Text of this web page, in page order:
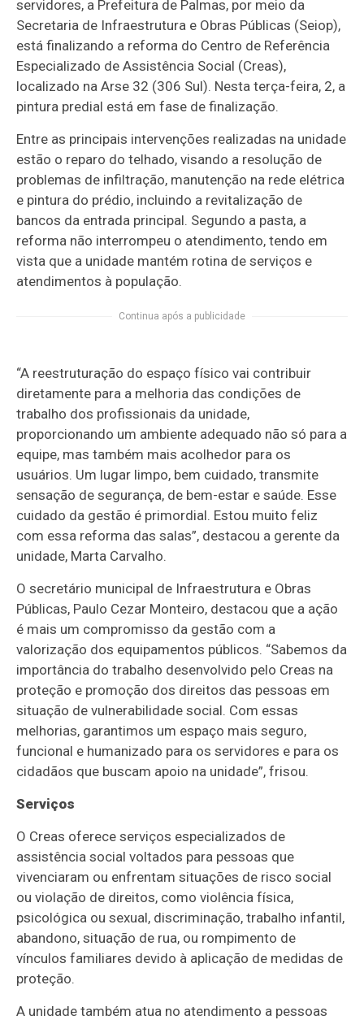
servidores, a Prefeitura de Palmas, por meio da
Secretaria de Infraestrutura e Obras Públicas (Seiop),
está finalizando a reforma do Centro de Referência
Especializado de Assistência Social (Creas),
localizado na Arse 32 (306 Sul). Nesta terça-feira, 2, a
pintura predial está em fase de finalização.
Entre as principais intervenções realizadas na unidade
estão o reparo do telhado, visando a resolução de
problemas de infiltração, manutenção na rede elétrica
e pintura do prédio, incluindo a revitalização de
bancos da entrada principal. Segundo a pasta, a
reforma não interrompeu o atendimento, tendo em
vista que a unidade mantém rotina de serviços e
atendimentos à população.
Continua após a publicidade
“A reestruturação do espaço físico vai contribuir
diretamente para a melhoria das condições de
trabalho dos profissionais da unidade,
proporcionando um ambiente adequado não só para a
equipe, mas também mais acolhedor para os
usuários. Um lugar limpo, bem cuidado, transmite
sensação de segurança, de bem-estar e saúde. Esse
cuidado da gestão é primordial. Estou muito feliz
com essa reforma das salas”, destacou a gerente da
unidade, Marta Carvalho.
O secretário municipal de Infraestrutura e Obras
Públicas, Paulo Cezar Monteiro, destacou que a ação
é mais um compromisso da gestão com a
valorização dos equipamentos públicos. “Sabemos da
importância do trabalho desenvolvido pelo Creas na
proteção e promoção dos direitos das pessoas em
situação de vulnerabilidade social. Com essas
melhorias, garantimos um espaço mais seguro,
funcional e humanizado para os servidores e para os
cidadãos que buscam apoio na unidade”, frisou.
Serviços
O Creas oferece serviços especializados de
assistência social voltados para pessoas que
vivenciaram ou enfrentam situações de risco social
ou violação de direitos, como violência física,
psicológica ou sexual, discriminação, trabalho infantil,
abandono, situação de rua, ou rompimento de
vínculos familiares devido à aplicação de medidas de
proteção.
A unidade também atua no atendimento a pessoas